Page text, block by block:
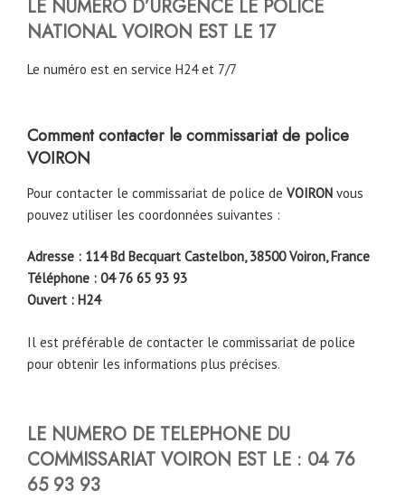
LE NUMERO D’URGENCE LE POLICE
NATIONAL VOIRON EST LE 17
Le numéro est en service H24 et 7/7
Comment contacter le commissariat de police
VOIRON
Pour contacter le commissariat de police de VOIRON vous
pouvez utiliser les coordonnées suivantes :
Adresse : 114 Bd Becquart Castelbon, 38500 Voiron, France
Téléphone : 04 76 65 93 93
Ouvert : H24
Il est préférable de contacter le commissariat de police
pour obtenir les informations plus précises.
LE NUMERO DE TELEPHONE DU
COMMISSARIAT VOIRON EST LE : 04 76
65 93 93